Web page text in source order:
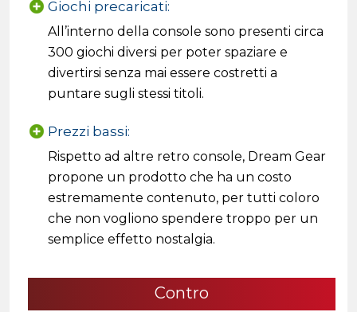
Giochi precaricati:
All’interno della console sono presenti circa
300 giochi diversi per poter spaziare e
divertirsi senza mai essere costretti a
puntare sugli stessi titoli.
Prezzi bassi:
Rispetto ad altre retro console, Dream Gear
propone un prodotto che ha un costo
estremamente contenuto, per tutti coloro
che non vogliono spendere troppo per un
semplice effetto nostalgia.
Contro